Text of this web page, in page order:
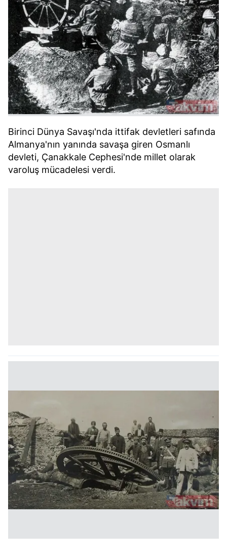
Birinci Dünya Savaşı'nda ittifak devletleri safında
Almanya'nın yanında savaşa giren Osmanlı
devleti, Çanakkale Cephesi'nde millet olarak
varoluş mücadelesi verdi.